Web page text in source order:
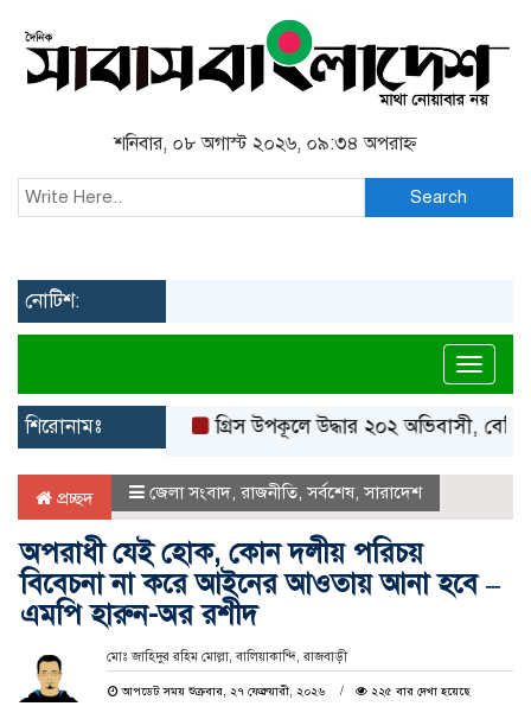
শনিবার, ০৮ অগাস্ট ২০২৬, ০৯:৩৪ অপরাহ্ন
Search
নোটিশ:
শিরোনামঃ গ্রিস উপকূলে উদ্ধার ২০২ অভিবাসী, বেশিরভাগই
প্রচ্ছদ জেলা সংবাদ, রাজনীতি,সর্বশেষ,সারাদেশ
অপরাধী যেই হোক, কোন দলীয় পরিচয়
বিবেচনা না করে আইনের আওতায় আনা হবে –
এমপি হারুন-অর রশীদ
মোঃ জাহিদুর রহিম মোল্লা, বালিয়াকান্দি, রাজবাড়ী
আপডেট সময় শুক্রবার, ২৭ ফেব্রুয়ারী, ২০২৬ ২২৫ বার দেখা হয়েছে